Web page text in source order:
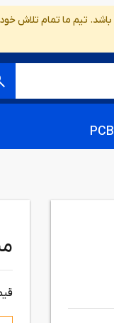
تیم ما تمام تلاش خود